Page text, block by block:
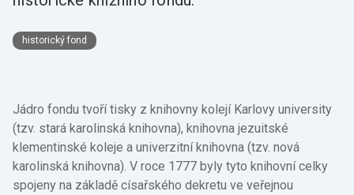
historický fond
Jádro fondu tvoří tisky z knihovny kolejí Karlovy university
(tzv. stará karolinská knihovna), knihovna jezuitské
klementinské koleje a univerzitní knihovna (tzv. nová
karolinská knihovna). V roce 1777 byly tyto knihovní celky
spojeny na základě císařského dekretu ve veřejnou